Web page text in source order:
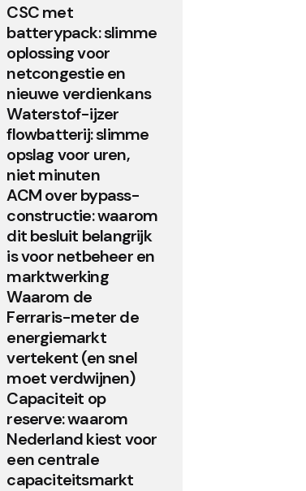
CSC met
batterypack: slimme
oplossing voor
netcongestie en
nieuwe verdienkans
Waterstof-ijzer
flowbatterij: slimme
opslag voor uren,
niet minuten
ACM over bypass-
constructie: waarom
dit besluit belangrijk
is voor netbeheer en
marktwerking
Waarom de
Ferraris-meter de
energiemarkt
vertekent (en snel
moet verdwijnen)
Capaciteit op
reserve: waarom
Nederland kiest voor
een centrale
capaciteitsmarkt